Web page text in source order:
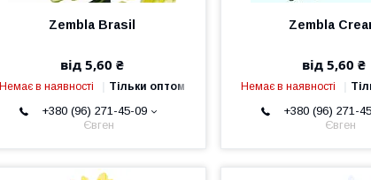
Zembla Brasil
від 5,60 ₴
Немає в наявності Тільки оптом
+380 (96) 271-45-09
Євген
Zembla
від 5,60 ₴
Немає в наявності
+380 (96) 271-
Євген